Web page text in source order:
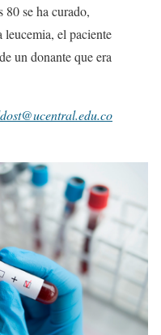
se ha curado,
leucemia, el paciente
un donante que era